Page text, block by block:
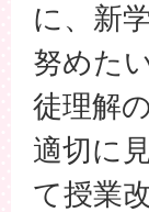
に、新
努めた
徒理解
適切に
て授業